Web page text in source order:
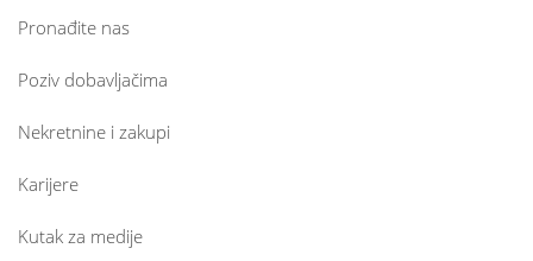
Pronađite nas
Poziv dobavljačima
Nekretnine i zakupi
Karijere
Kutak za medije